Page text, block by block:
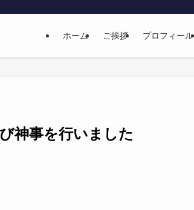
ホーム ご挨拶 プロフィール
神事を行いました